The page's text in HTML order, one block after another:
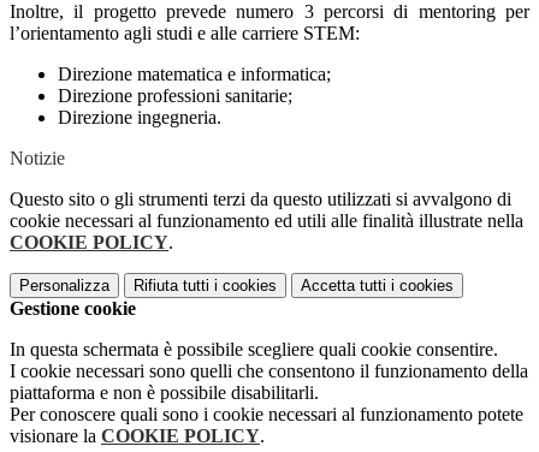
Inoltre, il progetto prevede numero 3 percorsi di mentoring per
l’orientamento agli studi e alle carriere STEM:
Direzione matematica e informatica;
Direzione professioni sanitarie;
Direzione ingegneria.
Notizie
Questo sito o gli strumenti terzi da questo utilizzati si avvalgono di
cookie necessari al funzionamento ed utili alle finalità illustrate nella
COOKIE POLICY.
Personalizza Rifiuta tutti i cookies Accetta tutti i cookies
Gestione cookie
In questa schermata è possibile scegliere quali cookie consentire.
I cookie necessari sono quelli che consentono il funzionamento della
piattaforma e non è possibile disabilitarli.
Per conoscere quali sono i cookie necessari al funzionamento potete
visionare la COOKIE POLICY.